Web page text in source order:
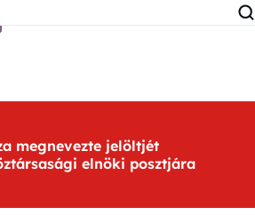
megnevezte jelöltjét
elnöki posztjára